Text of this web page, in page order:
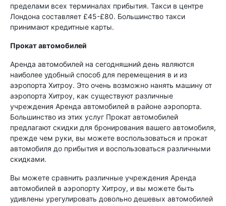
пределами всех терминалах прибытия. Такси в центре
Лондона составляет £45-£80. Большинство такси
принимают кредитные карты.
Прокат автомобилей
Аренда автомобилей на сегодняшний день являются
наиболее удобный способ для перемещения в и из
аэропорта Хитроу. Это очень возможно нанять машину от
аэропорта Хитроу, как существуют различные
учреждения Аренда автомобилей в районе аэропорта.
Большинство из этих услуг Прокат автомобилей
предлагают скидки для бронирования вашего автомобиля,
прежде чем руки, вы можете воспользоваться и прокат
автомобиля до прибытия и воспользоваться различными
скидками.
Вы можете сравнить различные учреждения Аренда
автомобилей в аэропорту Хитроу, и вы можете быть
удивлены урегулировать довольно дешевых автомобилей